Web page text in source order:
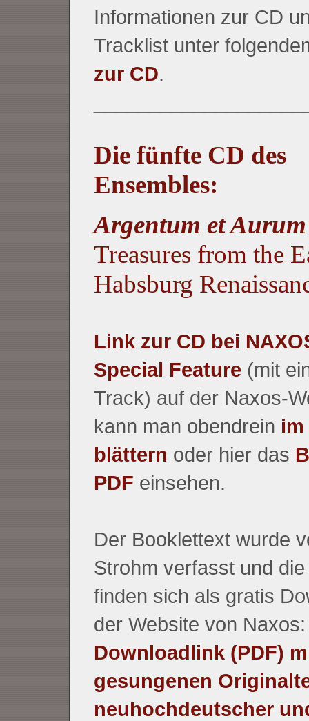
Informationen zur CD
Tracklist unter
zur CD.
Die fünfte CD des
Ensembles:
Argentum et
Treasures from the
Habsburg
Link zur CD bei
Special Feature (mit
Track) auf der Naxos-
kann man obendrein
blättern oder hier das
PDF einsehen.
Der Booklettext wurde
Strohm verfasst und
finden sich als gratis
der Website von Naxos:
Downloadlink (PDF)
gesungenen
neuhochdeutscher